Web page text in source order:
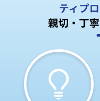
ティプロ
親切・丁